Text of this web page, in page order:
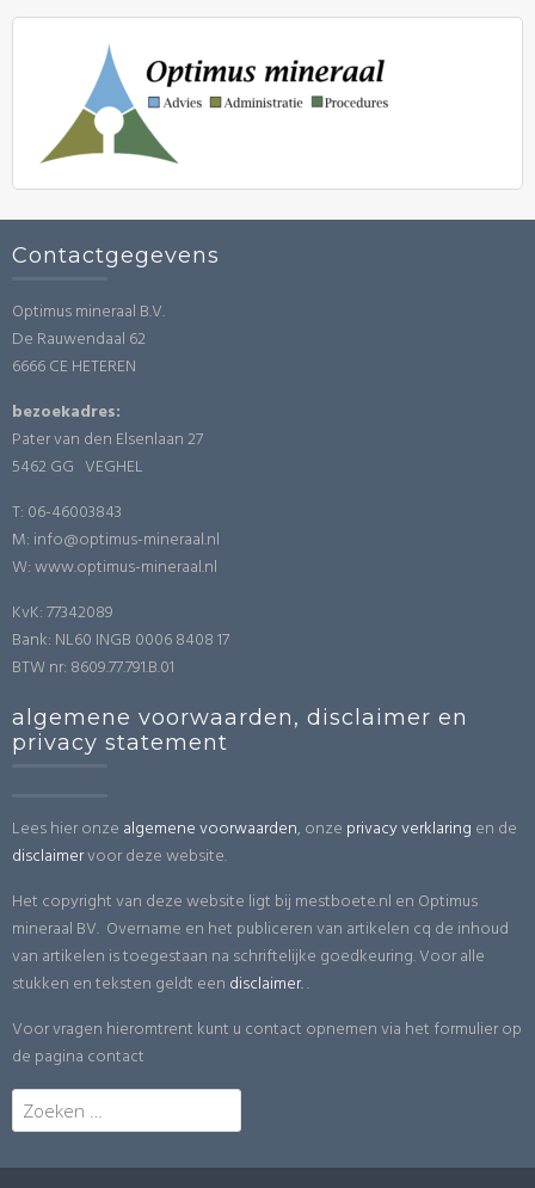
Contactgegevens
Optimus mineraal B.V.
De Rauwendaal 62
6666 CE HETEREN
bezoekadres:
Pater van den Elsenlaan 27
5462 GG VEGHEL
T: 06-46003843
M: info@optimus-mineraal.nl
W: www.optimus-mineraal.nl
KvK: 77342089
Bank: NL60 INGB 0006 8408 17
BTW nr: 8609.77.791.B.01
algemene voorwaarden, disclaimer en
privacy statement
Lees hier onze algemene voorwaarden, onze privacy verklaring en de
disclaimervoor deze website.
Het copyright van deze website ligt bij mestboete.nl en Optimus
mineraal BV. Overname en het publiceren van artikelen cq de inhoud
van artikelen is toegestaan na schriftelijke goedkeuring. Voor alle
stukken en teksten geldt een disclaimer..
Voor vragen hieromtrent kunt u contact opnemen via het formulier op
de pagina contact
Zoeken
naar: